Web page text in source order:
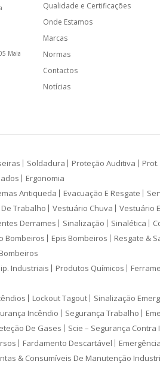
Maia
Qualidade e Certificações
Onde Estamos
Marcas
Normas
Contactos
Notícias
Soldadura Proteção Auditiva
Ergonomia
Antiqueda Evacuação E Resgate
Trabalho Vestuário Chuva Vestuário
Derrames Sinalização Sinalética
Bombeiros Epis Bombeiros Resgate &
Bombeiros
Industriais Produtos Químicos
Lockout Tagout Sinalização
Incêndio Segurança Trabalho
De Gases Scie – Segurança Contra
Fardamento Descartável
& Consumíveis De Manutenção